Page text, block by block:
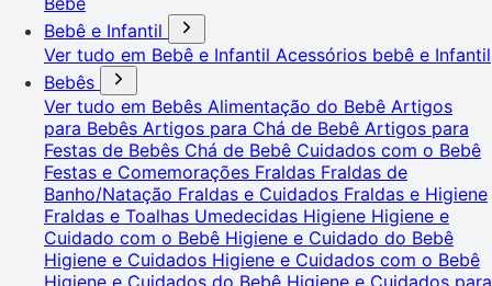
Bebê e Infantil
Ver tudo em Bebê e Infantil Acessórios bebê e Infantil
Bebês
Ver tudo em Bebês Alimentação do Bebê Artigos
para Bebês Artigos para Chá de Bebê Artigos para
Festas de Bebês Chá de Bebê Cuidados com o Bebê
Festas e Comemorações Fraldas Fraldas de
Banho/Natação Fraldas e Cuidados Fraldas e Higiene
Fraldas e Toalhas Umedecidas Higiene Higiene e
Cuidado com o Bebê Higiene e Cuidado do Bebê
Higiene e Cuidados Higiene e Cuidados com o Bebê
Higiene e Cuidados do Bebê Higiene e Cuidados para